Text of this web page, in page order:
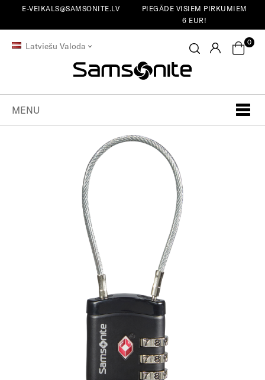
E-VEIKALS@SAMSONITE.LV
PIEGĀDE VISIEM PIRKUMIEM
6 EUR!
Latviešu Valoda 0
MENU